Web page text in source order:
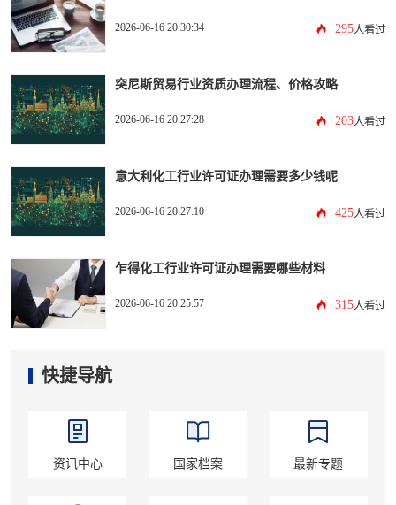
2026-06-16 20:30:34 295人看过
突尼斯贸易行业资质办理流程、价格攻略
2026-06-16 20:27:28 203人看过
意大利化工行业许可证办理需要多少钱呢
2026-06-16 20:27:10 425人看过
乍得化工行业许可证办理需要哪些材料
2026-06-16 20:25:57 315人看过
快捷导航
资讯中心 国家档案 最新专题